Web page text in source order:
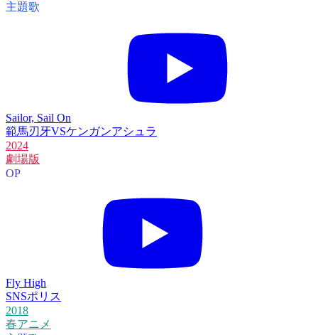
主題歌
Sailor, Sail On
範馬刃牙VSケンガンアシュラ
2024
劇場版
OP
Fly High
SNSポリス
2018
春アニメ